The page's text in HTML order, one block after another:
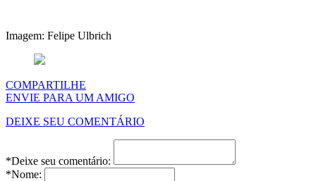
Imagem: Felipe Ulbrich
COMPARTILHE
ENVIE PARA UM AMIGO
DEIXE SEU COMENTÁRIO
*Deixe seu comentário:
*Nome: